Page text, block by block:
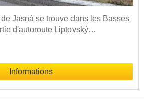
Jasná se trouve dans les Basses
d'autoroute Liptovský…
Informations